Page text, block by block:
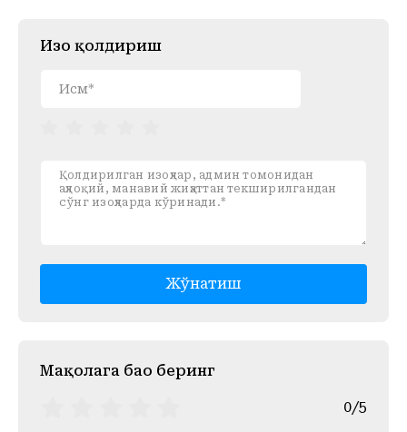
Изоҳ қолдириш
Жўнатиш
Mақолага баҳо беринг
0/5